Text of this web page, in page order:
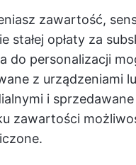
zawartość,
stałej opłaty za
do personalizacji
z urządzeniami
i
zawartości